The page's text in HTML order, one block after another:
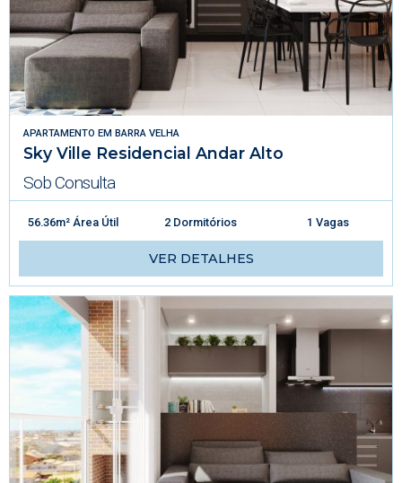
APARTAMENTO EM BARRA VELHA
Sky Ville Residencial Andar Alto
Sob Consulta
56.36m² Área Útil 2 Dormitórios 1 Vagas
VER DETALHES